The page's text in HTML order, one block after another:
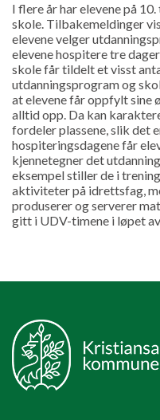
I flere år har elevene på
skole. Tilbakemeldinger
elevene velger
elevene hospitere tre
skole får tildelt et visst
utdanningsprogram og
at elevene får oppfylt sine
alltid opp. Da kan
fordeler plassene, slik det
hospiteringsdagene får
kjennetegner det
eksempel stiller de i
aktiviteter på idrettsfag,
produserer og serverer
gitt i UDV-timene i løpet